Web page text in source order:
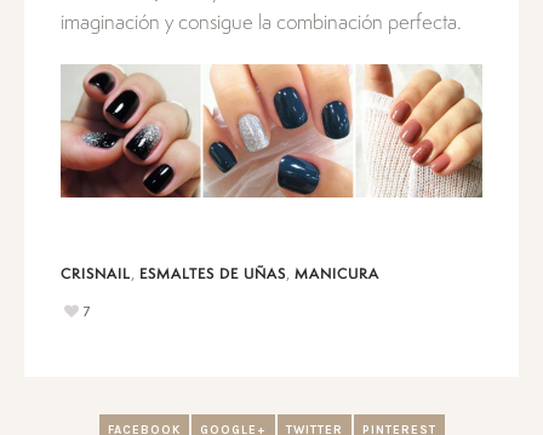
imaginación y consigue la combinación perfecta.
CRISNAIL, ESMALTES DE UÑAS, MANICURA
7
FACEBOOK GOOGLE+ TWITTER PINTEREST